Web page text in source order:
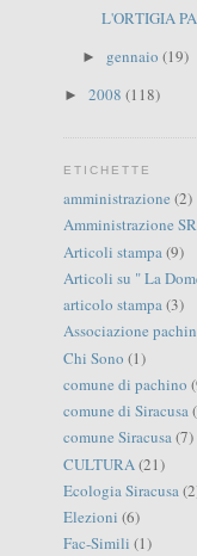
L'ORTIGIA
► gennaio(19)
► 2008 (118)
ETICHETTE
amministrazione (2)
Amministrazione SR
Articoli stampa(9)
Articoli su " La
articolo stampa(3)
Associazione
Chi Sono (1)
comune di pachino
comune di Siracusa
comune Siracusa(7)
CULTURA(21)
Ecologia Siracusa
Elezioni (6)
Fac-Simili (1)